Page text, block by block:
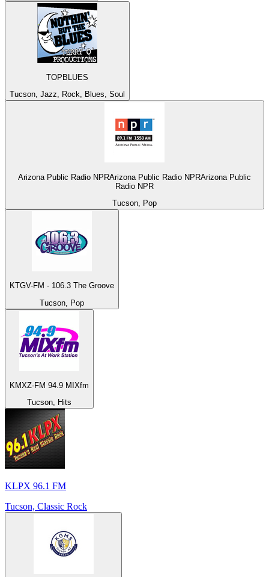
TOPBLUES
Tucson, Jazz, Rock, Blues, Soul
Arizona Public Radio NPRArizona Public Radio NPRArizona Public
Radio NPR
Tucson, Pop
KTGV-FM - 106.3 The Groove
Tucson, Pop
KMXZ-FM 94.9 MIXfm
Tucson, Hits
KLPX 96.1 FM
Tucson, Classic Rock